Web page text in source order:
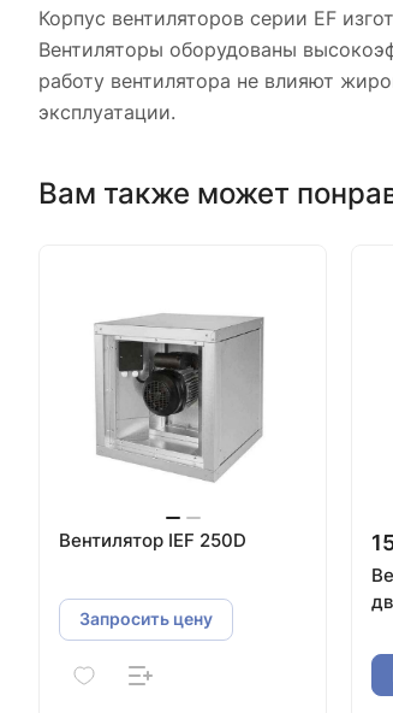
Корпус вентиляторов серии EF
Вентиляторы оборудованы
работу вентилятора не влияют
эксплуатации.
Вам также может
Вентилятор IEF 250D
Запросить цену